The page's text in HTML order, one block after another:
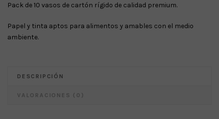
Pack de 10 vasos de cartón rígido de calidad premium.
Papel y tinta aptos para alimentos y amables con el medio
ambiente.
DESCRIPCIÓN
VALORACIONES (0)